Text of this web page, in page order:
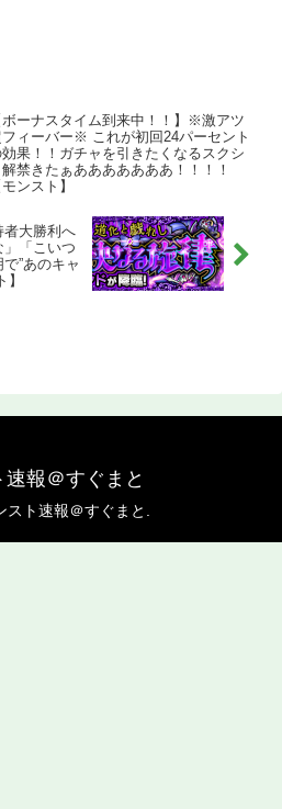
ボーナスタイム到来中！！】※激アツ
フィーバー※ これが初回24パーセント
果！！ガチャを引きたくなるスクシ
解禁きたぁあああああああ！！！！
モンスト】
者大勝利へ
「こいつ
”あのキャ
速報＠すぐまと
ト速報＠すぐまと.